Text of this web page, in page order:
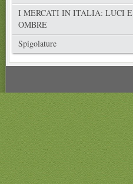
I MERCATI IN ITALIA: LUCI E
OMBRE
Spigolature